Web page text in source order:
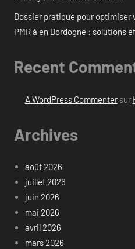
Dossier pratique pour optimiser
PMR à en Dordogne : solutions
Recent
A WordPress Commentersur
Archives
août 2026
juillet 2026
juin 2026
mai 2026
avril 2026
mars 2026